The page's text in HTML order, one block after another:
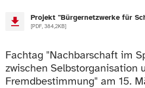
Projekt "Bürgernetzwerke für
[PDF, 384,2KB]
Fachtag "Nachbarschaft im
zwischen Selbstorganisation
Fremdbestimmung" am 15.